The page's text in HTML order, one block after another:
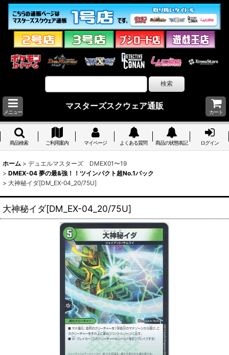
メニュー
マスターズスクウェア通販
カート
商品検索 ご利用案内 マイページ よくある質問 商品の状態表記 ログイン
ホーム > デュエルマスターズ DMEX01〜19
> DMEX-04 夢の最&強！！ツインパクト超No.1パック
> 大神秘イダ[DM_EX-04_20/75U]
大神秘イダ[DM_EX-04_20/75U]